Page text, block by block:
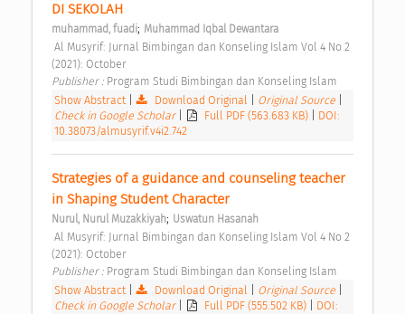
DI SEKOLAH
muhammad, fuadi; Muhammad Iqbal Dewantara
(2021): October
Publisher : Program Studi Bimbingan dan Konseling Islam
Show Abstract| Download Original Original Source
Check in Google Scholar
Full PDF (563.683 KB)
DOI:
10.38073/almusyrif.v4i2.742
Strategies of a guidance and counseling teacher
in Shaping Student Character
Nurul, Nurul Muzakkiyah; Uswatun Hasanah
(2021): October
Publisher : Program Studi Bimbingan dan Konseling Islam
Show Abstract| Download Original Original Source
Check in Google Scholar
Full PDF (555.502 KB)
DOI: